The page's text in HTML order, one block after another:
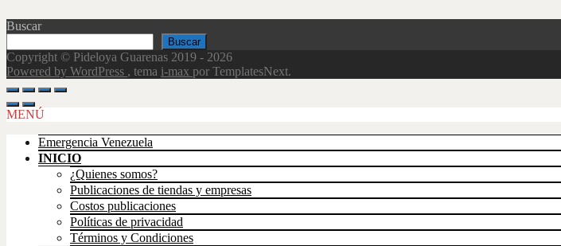
Buscar
Buscar
Copyright © Pideloya Guarenas 2019 - 2026
Powered by WordPress , tema i-max por TemplatesNext.
Scroll
Up
MENÚ
Emergencia Venezuela
INICIO
¿Quienes somos?
Publicaciones de tiendas y empresas
Costos publicaciones
Políticas de privacidad
Términos y Condiciones